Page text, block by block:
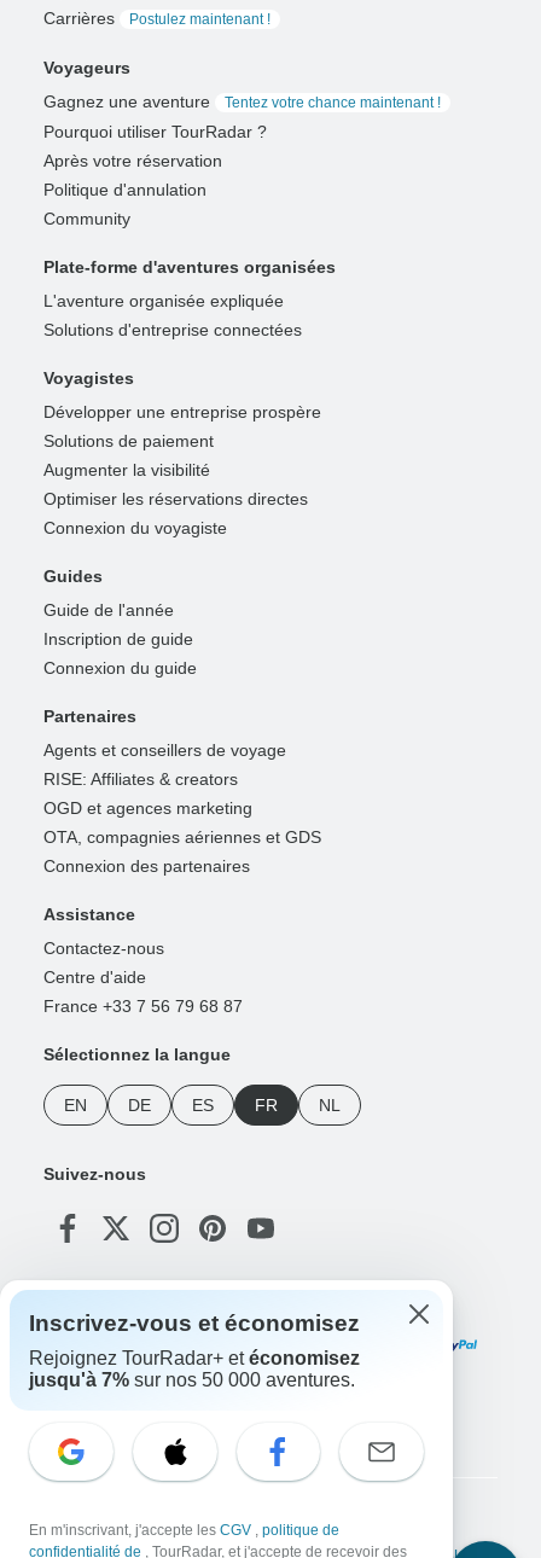
Carrières
Postulez maintenant !
Voyageurs
Gagnez une aventure
Tentez votre chance maintenant !
Pourquoi utiliser TourRadar ?
Après votre réservation
Politique d'annulation
Community
Plate-forme d'aventures organisées
L'aventure organisée expliquée
Solutions d'entreprise connectées
Voyagistes
Développer une entreprise prospère
Solutions de paiement
Augmenter la visibilité
Optimiser les réservations directes
Connexion du voyagiste
Guides
Guide de l'année
Inscription de guide
Connexion du guide
Partenaires
Agents et conseillers de voyage
RISE: Affiliates & creators
OGD et agences marketing
OTA, compagnies aériennes et GDS
Connexion des partenaires
Assistance
Contactez-nous
Centre d'aide
France +33 7 56 79 68 87
Sélectionnez la langue
EN DE ES FR NL
Suivez-nous
Inscrivez-vous et économisez
Rejoignez TourRadar+ etéconomisez
jusqu'à 7% sur nos 50 000 aventures.
En m'inscrivant, j'accepte les CGV , politique de
confidentialité de , TourRadar, et j'accepte de recevoir des